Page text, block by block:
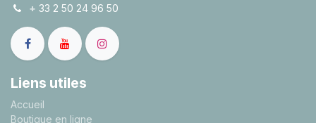
+ 33 2 50 24 96 50
Liens utiles
Accueil
Boutique en ligne